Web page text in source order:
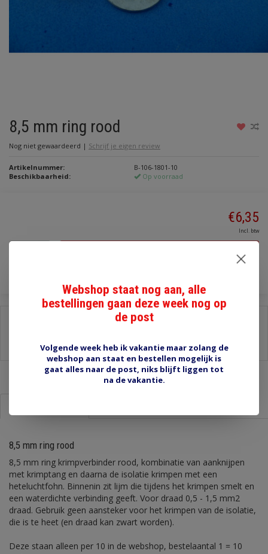
8,5 mm ring rood
Nog niet gewaardeerd | Schrijf je eigen review
Artikelnummer:
B-106-1801-10
Beschikbaarheid:
Op voorraad
€6,35
Incl. btw
Afdrukken
8,5 mm ring rood
8,5 mm ring krimpverbinder rood, kombinatie van aanknijpen
met krimptang en daarna de isolatie krimpen met een
heteluchtfohn. Binnenin zit lijm die tijdens het krimpen smelt en
een waterdichte verbinding geeft. Voor draad 0,5 - 1,5 mm2
draad. Gebruik geen aansteker voor het krimpen van de isolatie,
die is te heet (en draad kan zwart worden).
Deze staan alleen per 10 in de webshop, bestelaantal 1 = 10
Webshop staat nog aan, alle
bestellingen gaan deze week nog op
de post
Volgende week heb ik vakantie maar zolang de
webshop aan staat en bestellen mogelijk is
gaat alles naar de post, niks blijft liggen tot
na de vakantie.